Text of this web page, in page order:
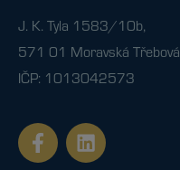
J. K. Tyla 1583/10b,
571 01 Moravská Třebová
IČP: 1013042573